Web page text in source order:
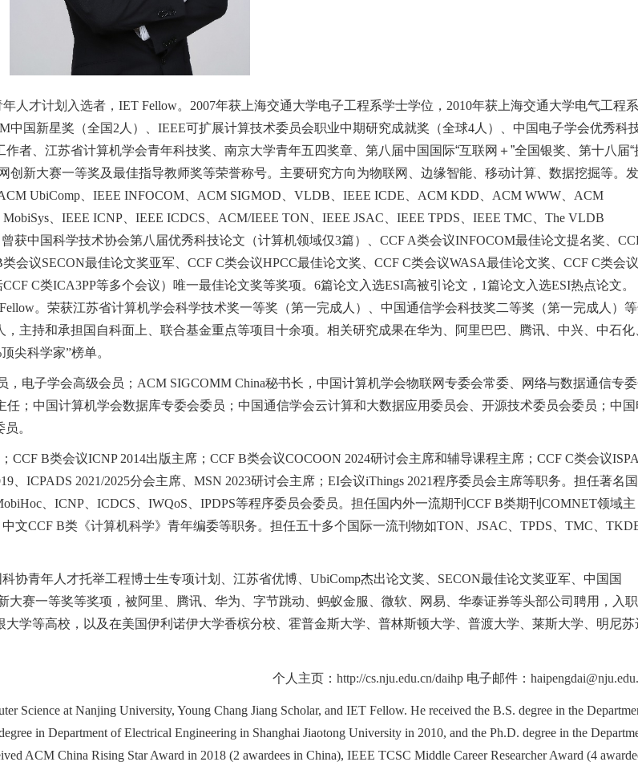
人才计划入选者， IET Fellow。 2007年获上海交通大学电子工程系学士学位， 2010年获上海交通大学电气工程系
中国新星奖（全国 2 人）、 IEEE可扩展计算技术委员会职业中期研究成就奖（全球4 人）、中国电子学会优秀科
者、江苏省计算机学会青年科技奖、南京大学青年五四奖章、第八届中国国际“互联网＋”全国银奖、第十八届“
创新大赛一等奖及最佳指导教师奖等荣誉称号。主要研究方向为物联网、边缘智能、移动计算、数据挖掘等。发
UbiComp IEEE INFOCOM ACM SIGMOD VLDB IEEE ICDE ACM KDD ACM WWW
ACM
IEEE ICNP IEEE ICDCS ACM/IEEE TON IEEE JSAC IEEE TPDS IEEE TMC
The VLDB
获中国科学技术协会第八届优秀科技论文（计算机领域仅3篇）、 CCF A类会议INFOCOM最佳论文提名奖、
类会议SECON最佳论文奖亚军、 CCF C类会议HPCC最佳论文奖、 CCF C类会议WASA最佳论文奖、 CCF C类会议
CCF C类ICA3PP等多个会议）唯一最佳论文奖等奖项。 6篇论文入选ESI高被引论文， 1篇论文入选ESI热点论文。
。荣获江苏省计算机学会科学技术奖一等奖（第一完成人）、中国通信学会科技奖二等奖（第一完成人）
主持和承担国自科面上、联合基金重点等项目十余项。相关研究成果在华为、阿里巴巴、腾讯、中兴、中石化
顶尖科学家”榜单。
，电子学会高级会员； ACM SIGCOMM China秘书长，中国计算机学会物联网专委会常委、网络与数据通信专
；中国计算机学会数据库专委会委员；中国通信学会云计算和大数据应用委员会、开源技术委员会委员；中国
员。
CCF B类会议ICNP 2014出版主席； CCF B类会议COCOON 2024研讨会主席和辅导课程主席； CCF C类会议ISPA
ICPADS 2021/2025分会主席、 MSN 2023研讨会主席； EI会议iThings 2021程序委员会主席等职务。担任著名
ICNP ICDCS IWQoS IPDPS等程序委员会委员。担任国内外一流期刊 CCF B类期刊 COMNET领域主
文CCF B类《计算机科学》青年编委等职务。担任五十多个国际一流刊物如TON JSAC TPDS TMC
协青年人才托举工程博士生专项计划、江苏省优博、 UbiComp杰出论文奖、 SECON最佳论文奖亚军、中国国
大赛一等奖等奖项，被阿里、腾讯、华为、字节跳动、蚂蚁金服、微软、网易、华泰证券等头部公司聘用，入
学等高校，以及在美国伊利诺伊大学香槟分校、霍普金斯大学、普林斯顿大学、普渡大学、莱斯大学、明尼苏
个人主页： http://cs.nju.edu.cn/daihp 电子邮件：
Science at Nanjing University, Young Chang Jiang Scholar, and IET Fellow. He received the B.S. degree in the
in Department of Electrical Engineering in Shanghai Jiaotong University in 2010, and the Ph.D. degree in the
ACM China Rising Star Award in 2018 (2 awardees in China), IEEE TCSC Middle Career Researcher Award (4